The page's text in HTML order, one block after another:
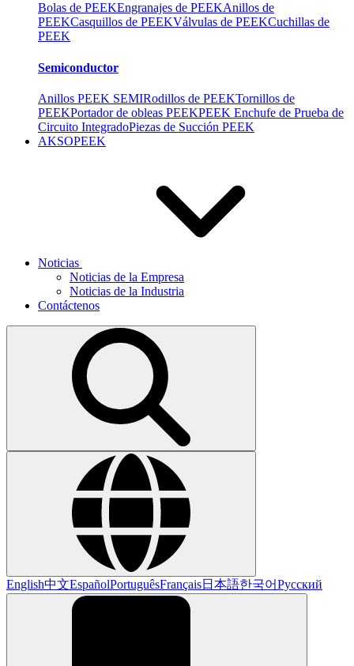
Bolas de PEEKEngranajes de PEEKAnillos de
PEEKCasquillos de PEEKVálvulas de PEEKCuchillas de
PEEK
Semiconductor
Anillos PEEK SEMIRodillos de PEEKTornillos de
PEEKPortador de obleas PEEKPEEK Enchufe de Prueba de
Circuito IntegradoPiezas de Succión PEEK
AKSOPEEK
Noticias
Noticias de la Empresa
Noticias de la Industria
Contáctenos
English中文EspañolPortuguêsFrançais日本語한국어Русский